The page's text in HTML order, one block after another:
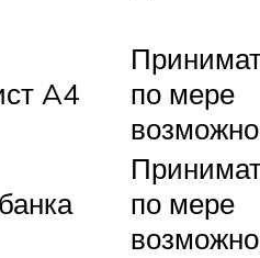
A4
по мере
по мере